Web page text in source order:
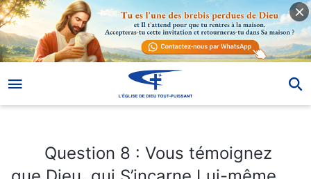
Question 8 : Vous témoignez